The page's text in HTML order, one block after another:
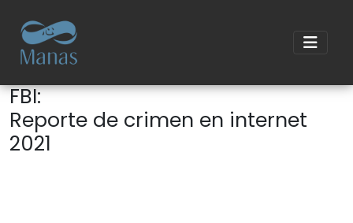
FBI:
Reporte de crimen en internet
2021